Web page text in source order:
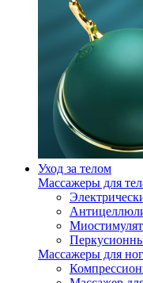
Уход за телом
Массажеры для
Массажеры для ног